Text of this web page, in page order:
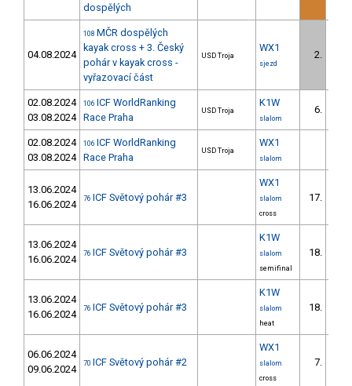
dospělých
04.08.2024
108 MČR dospělých
kayak cross + 3. Český
pohár v kayak cross -
vyřazovací část
USD Troja
WX1
sjezd
2.
02.08.2024
03.08.2024
106 ICF WorldRanking
Race Praha
USD Troja
K1W
slalom
6.
02.08.2024
03.08.2024
106 ICF WorldRanking
Race Praha
USD Troja
WX1
slalom
13.06.2024
16.06.2024
76 ICF Světový pohár #3
WX1
slalom
cross
17.
13.06.2024
16.06.2024
76 ICF Světový pohár #3
K1W
slalom
semifinal
18.
13.06.2024
16.06.2024
76 ICF Světový pohár #3
K1W
slalom
heat
18.
06.06.2024
09.06.2024
70 ICF Světový pohár #2
WX1
slalom
cross
7.